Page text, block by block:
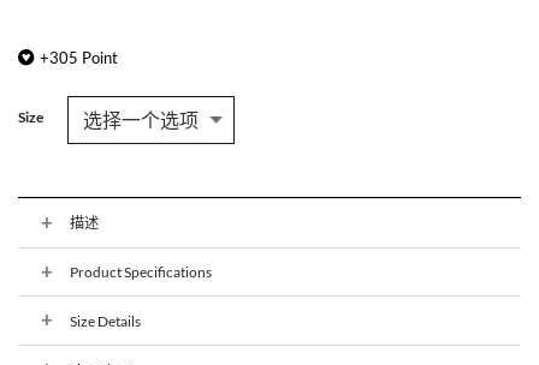
+305 Point
Size
描述
Product Specifications
Size Details